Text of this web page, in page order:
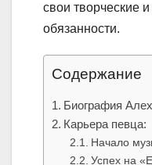
свои творческие
обязанности.
Содержание
Биография
Карьера певца:
Начало
Успех на